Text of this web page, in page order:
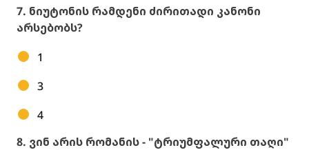
7. ნიუტონის რამდენი ძირითადი კანონი
არსებობს?
1
3
4
8. ვინ არის რომანის - "ტრიუმფალური თაღი"